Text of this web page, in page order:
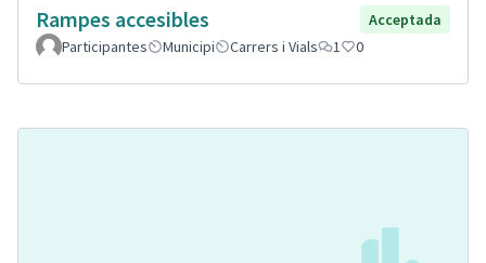
Rampes accesibles
Acceptada
Participantes
Municipi Carrers i Vials 1 0